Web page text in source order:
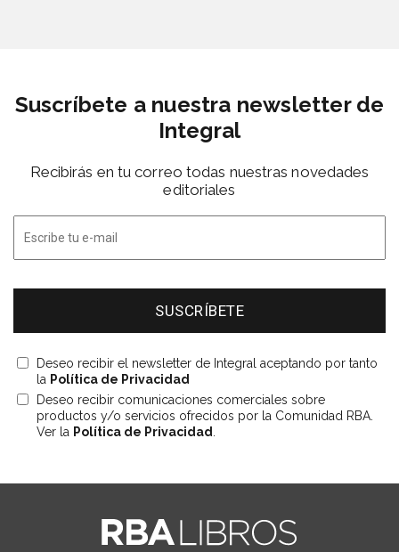
Suscríbete a nuestra newsletter de
Integral
Recibirás en tu correo todas nuestras novedades
editoriales
Deseo recibir el newsletter de Integral aceptando por tanto
la Política de Privacidad
Deseo recibir comunicaciones comerciales sobre
productos y/o servicios ofrecidos por la Comunidad RBA.
Ver la Política de Privacidad